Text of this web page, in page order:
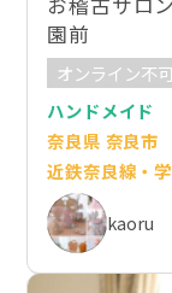
園前
オンライン不
ハンドメイド
奈良県 奈良市
近鉄奈良線・
kaoru